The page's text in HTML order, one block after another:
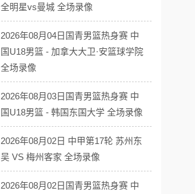
全明星vs曼城 全场录像
2026年08月04日国青男篮热身赛 中
国U18男篮 - 加拿大大卫·安篮球学院
全场录像
2026年08月03日国青男篮热身赛 中
国U18男篮 - 韩国东国大学 全场录像
2026年08月02日 中甲第17轮 苏州东
吴 VS 梅州客家 全场录像
2026年08月02日国青男篮热身赛 中